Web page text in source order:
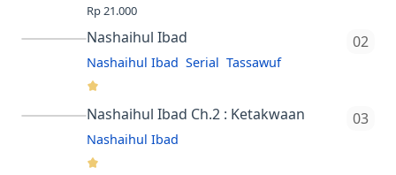
Rp 21.000
4.9Login dummy
username=member, pin=123123 Buku
"The Power of Muhasabah:
Manajemen Hidup Bahagia Dunia
Nashaihul Ibad
Nashaihul Ibad Serial Tassawuf
Rp 21.000
Nashaihul Ibad adalah kitab yang
ditulis oleh Syekh Nawawi al-Bantani,
Nashaihul Ibad Ch.2 : Ketakwaan
Nashaihul Ibad